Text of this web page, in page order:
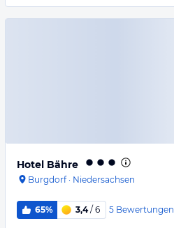
Hotel Bähre
Burgdorf· Niedersachsen
65% 3,4/ 6 5 Bewertungen